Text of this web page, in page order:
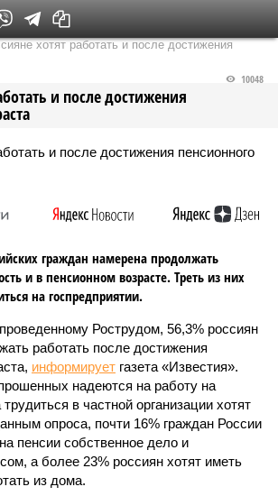
Федеральный выпуск
хотят работать и после достижения
и после достижения
10048
граждан намерена продолжать
и в пенсионном возрасте. Треть из них
на госпредприятии.
Рострудом, 56,3% россиян
работать после достижения
информирует газета «Известия».
надеются на работу на
в частной организации хотят
опроса, почти 16% граждан России
пенсии собственное дело и
а более 23% россиян хотят иметь
из дома.